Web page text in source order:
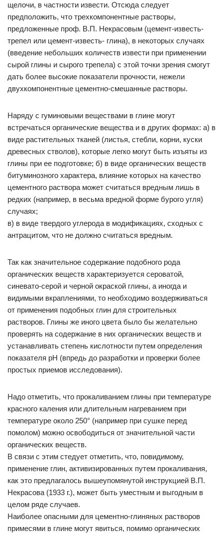
щелочи, в частности извести. Отсюда следует
предположить, что трехкомпонентные растворы,
предложенные проф. В.П. Некрасовым (цемент-известь-
трепел или цемент-известь- глина), в некоторых случаях
(введение небольших количеств извести при применении
сырой глины и сырого трепела) с этой точки зрения смогут
дать более высокие показатели прочности, нежели
двухкомпонентные цементно-смешанные растворы.
Наряду с гуминовыми веществами в глине могут
встречаться органические вещества и в других формах: а) в
виде растительных тканей (листья, стебли, корни, куски
древесных стволов), которые легко могут быть изъяты из
глины при ее подготовке; б) в виде органических веществ
битуминозного характера, влияние которых на качество
цементного раствора может считаться вредным лишь в
редких (например, в весьма вредной форме бурого угля)
случаях;
в) в виде твердого углерода в модификациях, сходных с
антрацитом, что не должно считаться вредным.
Так как значительное содержание подобного рода
органических веществ характеризуется сероватой,
синевато-серой и черной окраской глины, а иногда и
видимыми вкраплениями, то необходимо воздерживаться
от применения подобных глин для строительных
растворов. Глины же иного цвета было бы желательно
проверять на содержание в них органических веществ и
устанавливать степень кислотности путем определения
показателя pH (впредь до разработки и проверки более
простых приемов исследования).
Надо отметить, что прокаливанием глины при температуре
красного каления или длительным нагреванием при
температуре около 250° (например при сушке перед
помолом) можно освободиться от значительной части
органических веществ.
В связи с этим стедует отметить, что, повидимому,
применение глин, активизированных путем прокаливания,
как это предлагалось вышеупомянутой инструкцией В.П.
Некрасова (1933 г.), может быть уместным и выгодным в
целом ряде случаев.
Наиболее опасными для цементно-глиняных растворов
примесями в глине могут явиться, помимо органических